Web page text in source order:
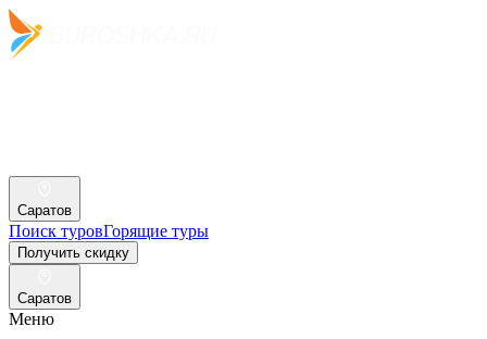
Саратов
Поиск туровГорящие туры
Получить скидку
Саратов
Меню